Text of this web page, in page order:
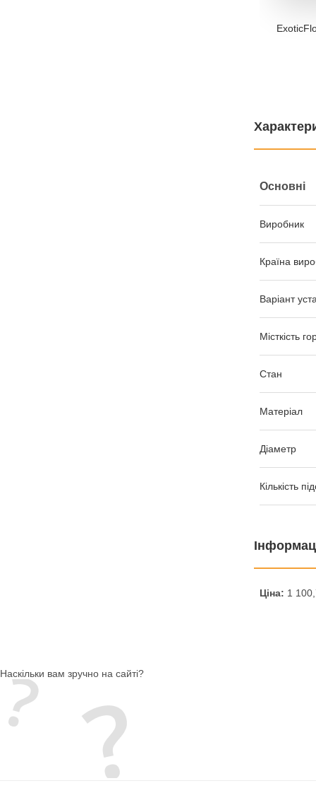
Основні
Виробник
Країна
Варіант
Місткість
Стан
Матеріал
Діаметр
Кількість
Ціна: 1
Наскільки вам зручно на сайті?